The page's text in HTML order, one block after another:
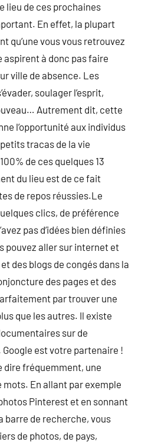
lieu de ces prochaines
En effet, la plupart
qu’une vous vous retrouvez
aspirent à donc pas faire
ville de absence. Les
soulager l’esprit,
Autrement dit, cette
l’opportunité aux individus
tracas de la vie
de ces quelques 13
du lieu est de ce fait
de repos réussies.Le
clics, de préférence
pas d’idées bien définies
pouvez aller sur internet et
des blogs de congés dans la
des pages et des
par trouver une
que les autres. Il existe
sur de
est votre partenaire !
dire fréquemment, une
En allant par exemple
Pinterest et en sonnant
barre de recherche, vous
de photos, de pays,